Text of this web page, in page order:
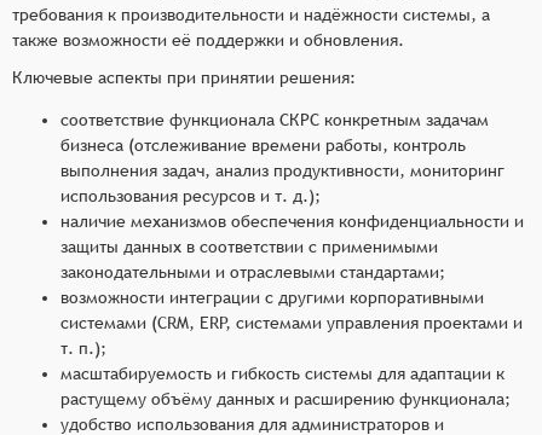
требования к производительности и надёжности системы, а
также возможности её поддержки и обновления.
Ключевые аспекты при принятии решения:
соответствие функционала СКРС конкретным задачам
бизнеса (отслеживание времени работы, контроль
выполнения задач, анализ продуктивности, мониторинг
использования ресурсов и т. д.);
наличие механизмов обеспечения конфиденциальности и
защиты данных в соответствии с применимыми
законодательными и отраслевыми стандартами;
возможности интеграции с другими корпоративными
системами (CRM, ERP, системами управления проектами и
т. п.);
масштабируемость и гибкость системы для адаптации к
растущему объёму данных и расширению функционала;
удобство использования для администраторов и